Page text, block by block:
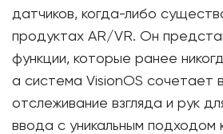
датчиков, когда-либо
продуктах AR/VR. Он
функции, которые ранее
а система VisionOS сочетает
отслеживание взгляда и рук
ввода с уникальным подходом